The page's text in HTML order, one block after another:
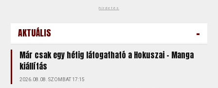
hirdetés
AKTUÁLIS -
Már csak egy hétig látogatható a Hokuszai – Manga
kiállítás
2026.08.08. SZOMBAT 17:15